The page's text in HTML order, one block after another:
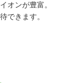
オンが豊富。
できます。